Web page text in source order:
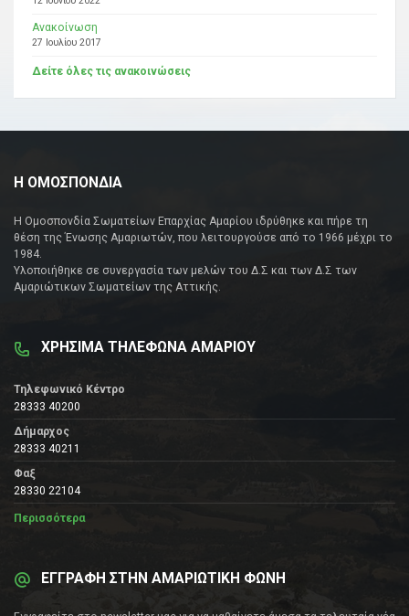
Ανακοίνωση
27 Ιουλίου 2017
Δείτε όλες τις ανακοινώσεις
Η ΟΜΟΣΠΟΝΔΙΑ
Η Ομοσπονδία Σωματείων Επαρχίας Αμαρίου ιδρύθηκε και πήρε τη
θέση της Ένωσης Αμαριωτών, που λειτουργούσε από το 1966 μέχρι το
1984.
Υλοποιήθηκε σε συνεργασία των μελών του Δ.Σ και των Δ.Σ των
Αμαριώτικων Σωματείων της Αττικής.
ΧΡΗΣΙΜΑ ΤΗΛΕΦΩΝΑ ΑΜΑΡΙΟΥ
Τηλεφωνικό Κέντρο
28333 40200
Δήμαρχος
28333 40211
Φαξ
28330 22104
Περισσότερα
ΕΓΓΡΑΦΗ ΣΤΗΝ ΑΜΑΡΙΩΤΙΚΗ ΦΩΝΗ